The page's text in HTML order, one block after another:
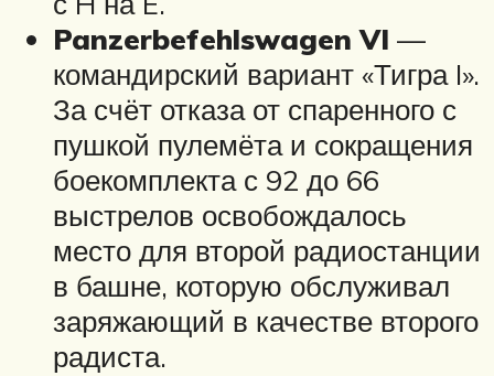
Panzerbefehlswagen VI —
командирский вариант «Тигра I».
За счёт отказа от спаренного с
пушкой пулемёта и сокращения
боекомплекта с 92 до 66
выстрелов освобождалось
место для второй радиостанции
в башне, которую обслуживал
заряжающий в качестве второго
радиста.